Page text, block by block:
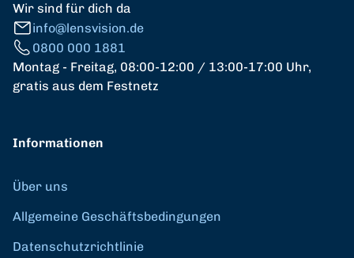
Wir sind für dich da
info@lensvision.de
0800 000 1881
Montag - Freitag, 08:00-12:00 / 13:00-17:00 Uhr,
gratis aus dem Festnetz
Informationen
Über uns
Allgemeine Geschäftsbedingungen
Datenschutzrichtlinie